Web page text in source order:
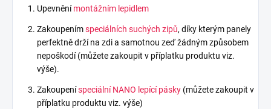
Upevněnímontážním lepidlem
Zakoupenímspeciálních suchých zipů, díky kterým panely
perfektně drží na zdi a samotnou zeď žádným způsobem
nepoškodí (můžete zakoupit v příplatku produktu viz.
výše).
Zakoupeníspeciální NANO lepící pásky (můžete zakoupit v
příplatku produktu viz. výše)